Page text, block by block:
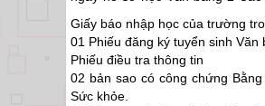
Giấy báo nhập học của trường
01 Phiếu đăng ký tuyển sinh
Phiếu điều tra thông tin
02 bản sao có công chứng
Sức khỏe.